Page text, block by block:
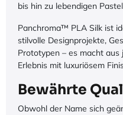
bis hin zu lebendigen
Panchroma™ PLA Silk ist
stilvolle Designprojekte,
Prototypen – es macht aus
Erlebnis mit luxuriösem
Bewährte
Obwohl der Name sich